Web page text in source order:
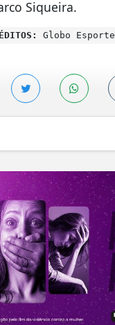
Siqueira.
Globo Esporte